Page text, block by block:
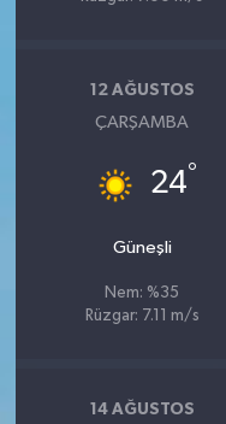
12 AĞUSTOS
ÇARŞAMBA
24°
Güneşli
Nem: %35
Rüzgar: 7.11 m/s
14 AĞUSTOS